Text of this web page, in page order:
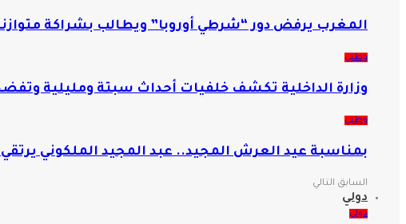
المغرب يرفض دور “شرطي أوروبا” ويطالب بشراكة
وطني
وزارة الداخلية تكشف خلفيات أحداث سبتة ومليلية
وطني
بمناسبة عيد العرش المجيد.. عبد المجيد الملكوني يرتقي
السابق التالي
دولي
دولي